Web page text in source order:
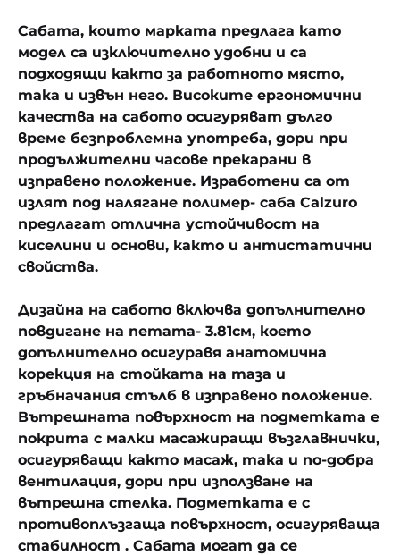
Сабата, които марката предлага като
модел са изключително удобни и са
подходящи както за работното място,
така и извън него. Високите ергономични
качества на сабото осигуряват дълго
време безпроблемна употреба, дори при
продължителни часове прекарани в
изправено положение. Изработени са от
излят под налягане полимер- саба Calzuro
предлагат отлична устойчивост на
киселини и основи, както и антистатични
свойства.
Дизайна на сабото включва допълнително
повдигане на петата- 3.81см, което
допълнително осигуравя анатомична
корекция на стойката на таза и
гръбначания стълб в изправено положение.
Вътрешната повърхност на подметката е
покрита с малки масажиращи възглавнички,
осигуряващи както масаж, така и по-добра
вентилация, дори при използване на
вътрешна стелка. Подметката е с
противоплъзгаща повърхност, осигуряваща
стабилност . Сабата могат да се